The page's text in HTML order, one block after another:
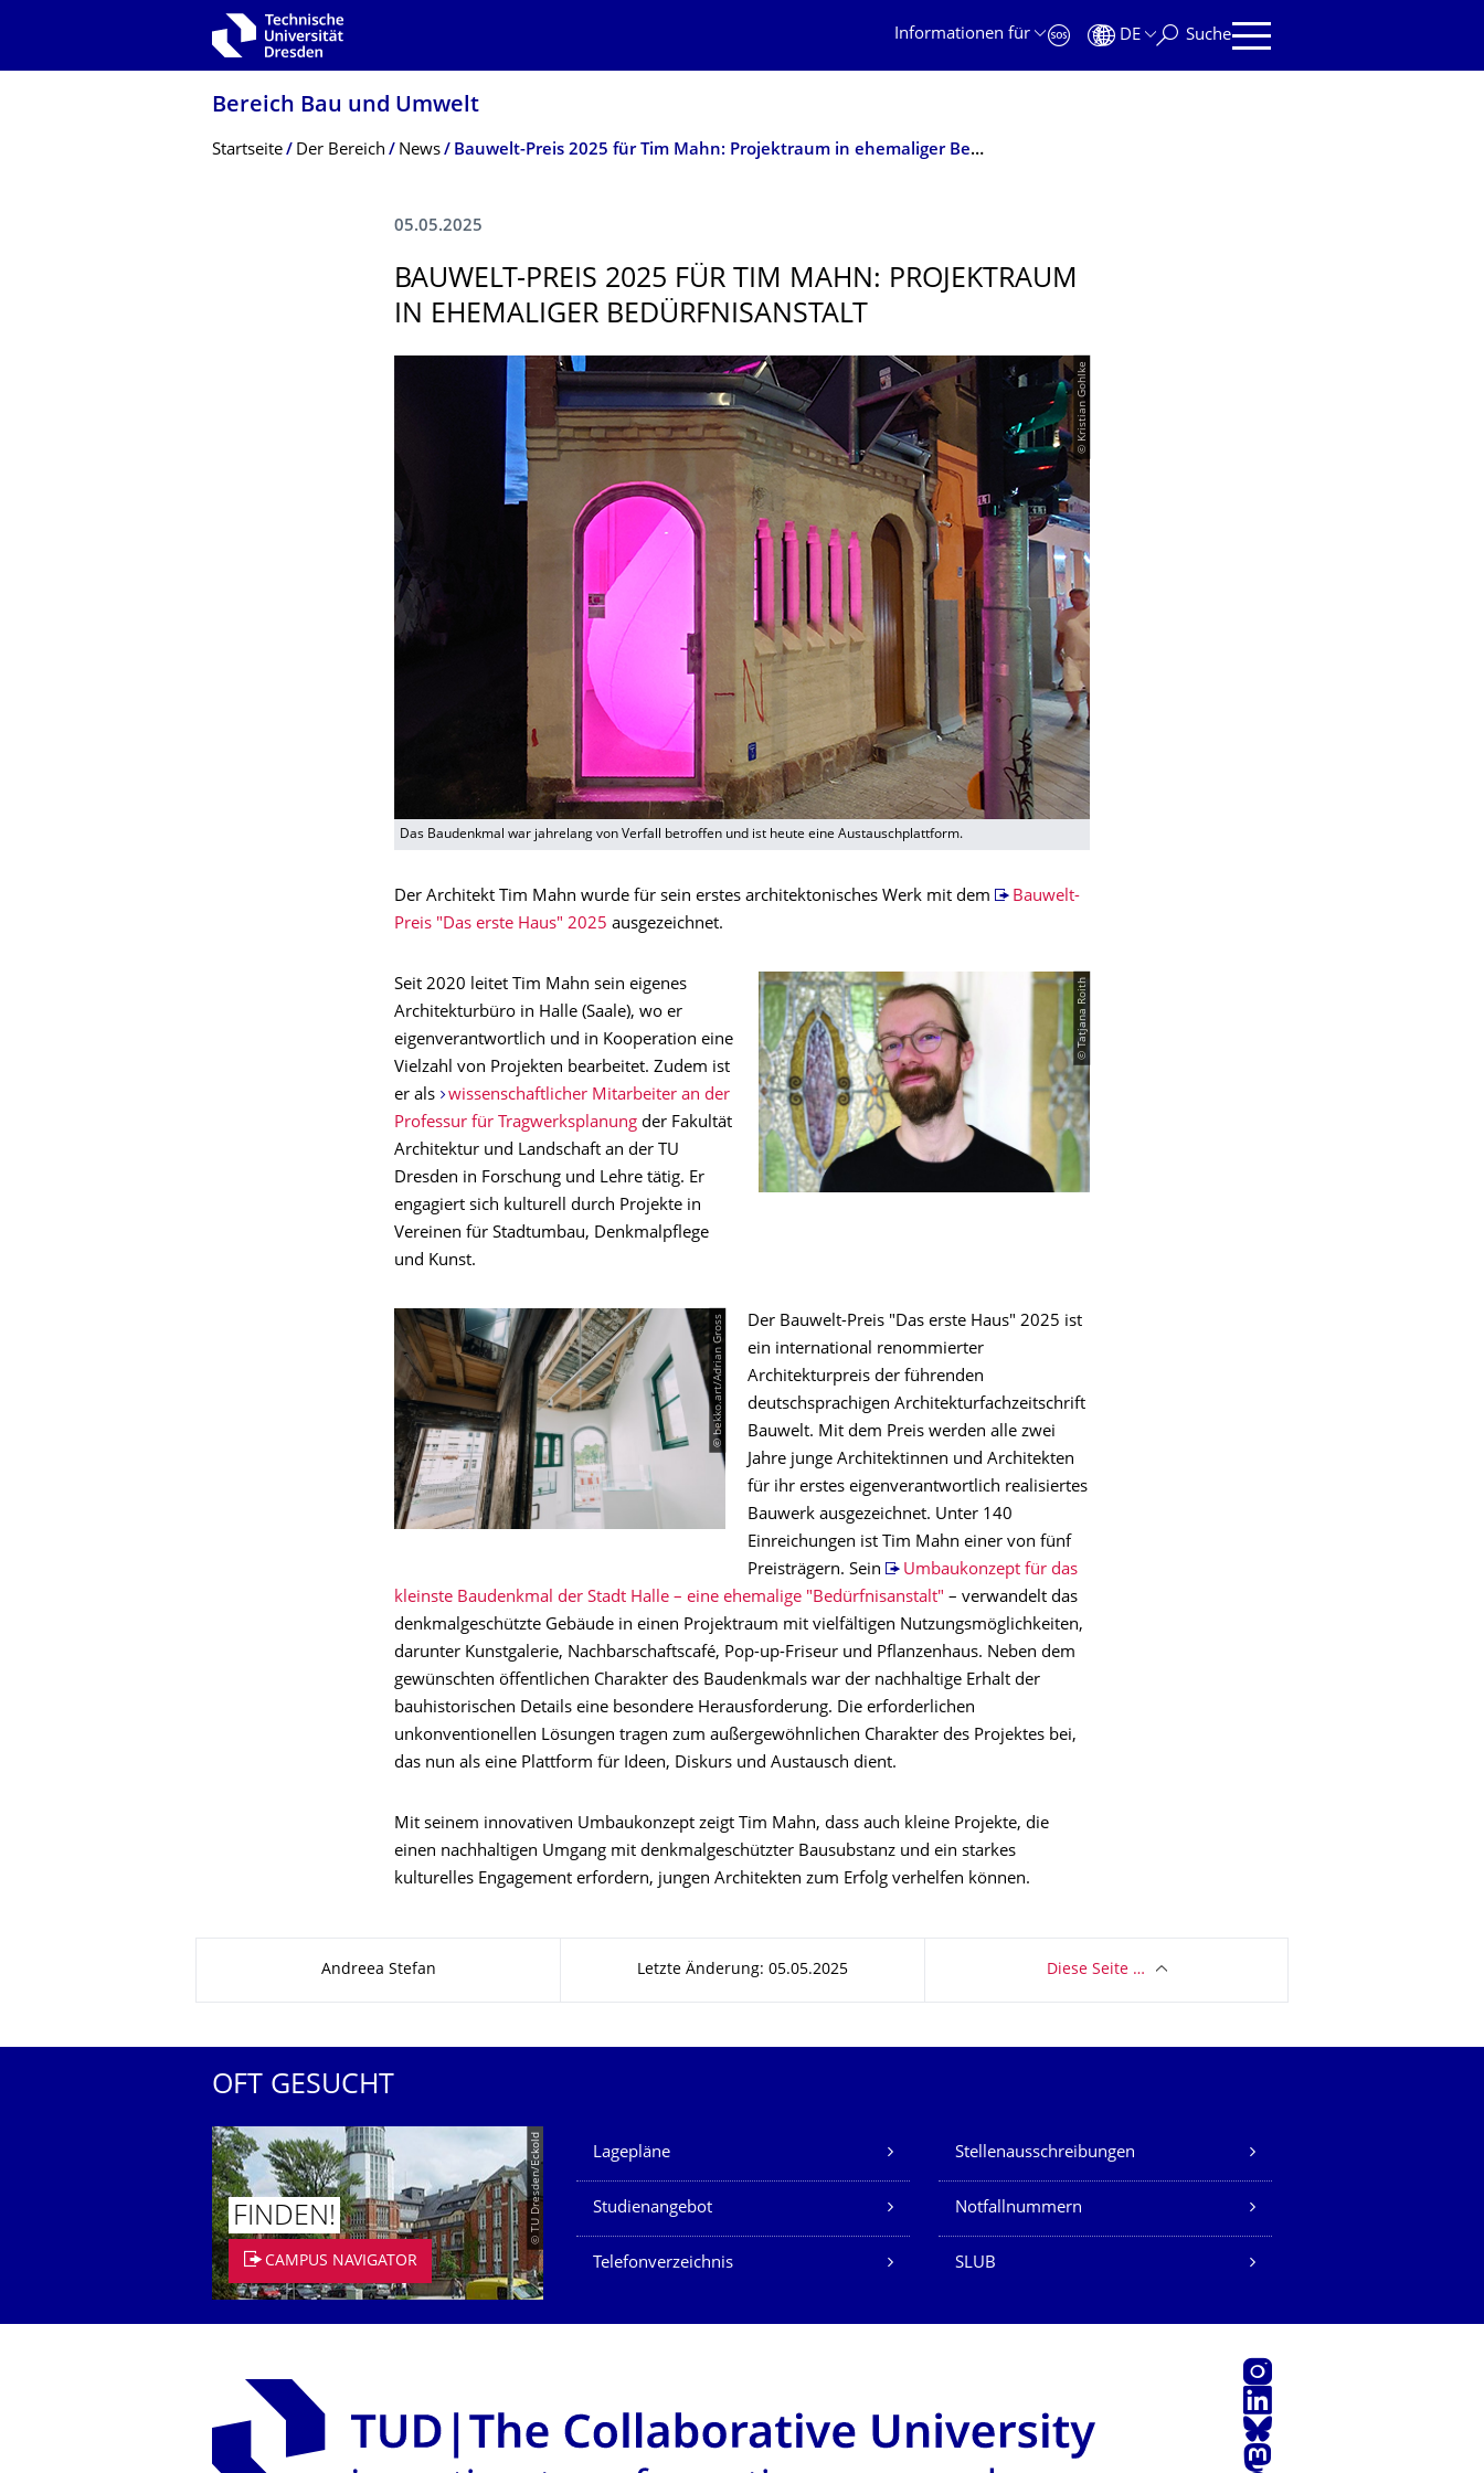
Zur Hauptnavigation springen
Informationen für
DE Suche
Bereich Bau und Umwelt
Breadcrumb-Menü
Startseite Der Bereich News Bauwelt-Preis 2025 für Tim Mahn: Projektraum in ehemaliger Bedürfnisanstalt
05.05.2025
BAUWELT-PREIS 2025 FÜR TIM MAHN: PROJEKTRAUM
IN EHEMALIGER BEDÜRFNISAN­STALT
© Kristian Gohlke
Das Baudenkmal war jahrelang von Verfall betroffen und ist heute eine Austauschplattform.
Der Architekt Tim Mahn wurde für sein erstes architektonisches Werk mit dem
Bauwelt-
Preis "Das erste Haus" 2025 ausgezeichnet.
© Tatjana Roith
Seit 2020 leitet Tim Mahn sein eigenes
Architekturbüro in Halle (Saale), wo er
eigenverantwortlich und in Kooperation eine
Vielzahl von Projekten bearbeitet. Zudem ist
er als
wissenschaftlicher Mitarbeiter an der
Professur für Tragwerksplanung der Fakultät
Architektur und Landschaft an der TU
Dresden in Forschung und Lehre tätig. Er
engagiert sich kulturell durch Projekte in
Vereinen für Stadtumbau, Denkmalpflege
und Kunst.
© bekko.art/Adrian Gross
Der Bauwelt-Preis "Das erste Haus" 2025 ist
ein international renommierter
Architekturpreis der führenden
deutschsprachigen Architekturfachzeitschrift
Bauwelt. Mit dem Preis werden alle zwei
Jahre junge Architektinnen und Architekten
für ihr erstes eigenverantwortlich realisiertes
Bauwerk ausgezeichnet. Unter 140
Einreichungen ist Tim Mahn einer von fünf
Preisträgern. Sein
Umbaukonzept für das
kleinste Baudenkmal der Stadt Halle – eine ehemalige "Bedürfnisanstalt" – verwandelt das
denkmalgeschützte Gebäude in einen Projektraum mit vielfältigen Nutzungsmöglichkeiten,
darunter Kunstgalerie, Nachbarschaftscafé, Pop-up-Friseur und Pflanzenhaus. Neben dem
gewünschten öffentlichen Charakter des Baudenkmals war der nachhaltige Erhalt der
bauhistorischen Details eine besondere Herausforderung. Die erforderlichen
unkonventionellen Lösungen tragen zum außergewöhnlichen Charakter des Projektes bei,
das nun als eine Plattform für Ideen, Diskurs und Austausch dient.
Mit seinem innovativen Umbaukonzept zeigt Tim Mahn, dass auch kleine Projekte, die
einen nachhaltigen Umgang mit denkmalgeschützter Bausubstanz und ein starkes
kulturelles Engagement erfordern, jungen Architekten zum Erfolg verhelfen können.
Andreea Stefan Letzte Änderung: 05.05.2025 Diese Seite …
OFT GESUCHT
© TU Dresden/Eckold
FINDEN!
CAMPUS NAVIGATOR
Unsere Dienste
Lagepläne Stellenausschreibungen
Studienangebot Notfallnummern
Telefonverzeichnis SLUB
Instagram
LinkedIn
Bluesky
Mastodon